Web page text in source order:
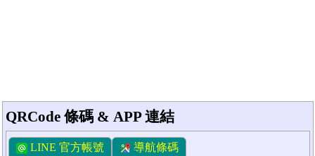
QRCode 條碼 & APP 連結
LINE 官方帳號 導航條碼